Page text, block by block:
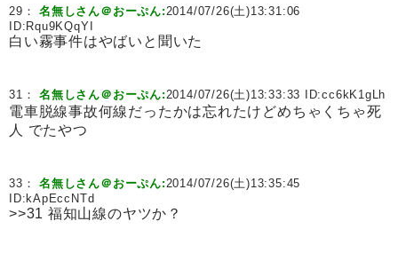
29：名無しさん＠おーぷん:2014/07/26(土)13:31:06
ID: Rqu9KQqYI
白い霧事件はやばいと聞いた
31：名無しさん＠おーぷん:2014/07/26(土)13:33:33 ID:cc6kK1gLh
電車脱線事故何線だったかは忘れたけどめちゃくちゃ死
人 でたやつ
33：名無しさん＠おーぷん:2014/07/26(土)13:35:45
ID: kApEccNTd
>>31 福知山線のヤツか？